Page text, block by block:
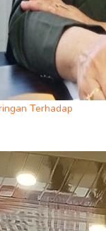
Terhadap